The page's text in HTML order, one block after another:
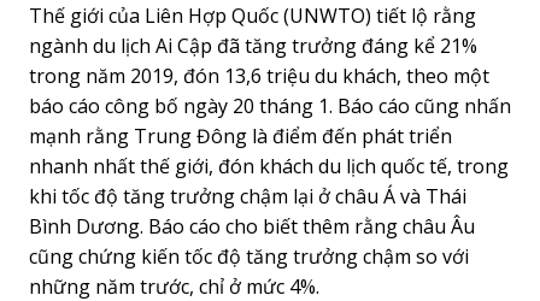
Thế giới của Liên Hợp Quốc (UNWTO) tiết lộ rằng
ngành du lịch Ai Cập đã tăng trưởng đáng kể 21%
trong năm 2019, đón 13,6 triệu du khách, theo một
báo cáo công bố ngày 20 tháng 1. Báo cáo cũng nhấn
mạnh rằng Trung Đông là điểm đến phát triển
nhanh nhất thế giới, đón khách du lịch quốc tế, trong
khi tốc độ tăng trưởng chậm lại ở châu Á và Thái
Bình Dương. Báo cáo cho biết thêm rằng châu Âu
cũng chứng kiến tốc độ tăng trưởng chậm so với
những năm trước, chỉ ở mức 4%.